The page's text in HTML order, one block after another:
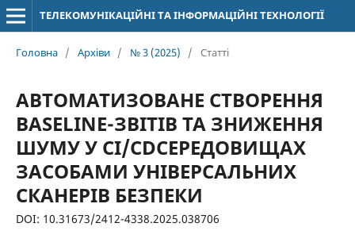
ТЕЛЕКОМУНІКАЦІЙНІ ТА ІНФОРМАЦІЙНІ ТЕХНОЛОГІЇ
Головна / Архіви / № 3 (2025) / Статті
АВТОМАТИЗОВАНЕ СТВОРЕННЯ
BASELINE-ЗВІТІВ ТА ЗНИЖЕННЯ
ШУМУ У CI/CDСЕРЕДОВИЩАХ
ЗАСОБАМИ УНІВЕРСАЛЬНИХ
СКАНЕРІВ БЕЗПЕКИ
DOI: 10.31673/2412-4338.2025.038706